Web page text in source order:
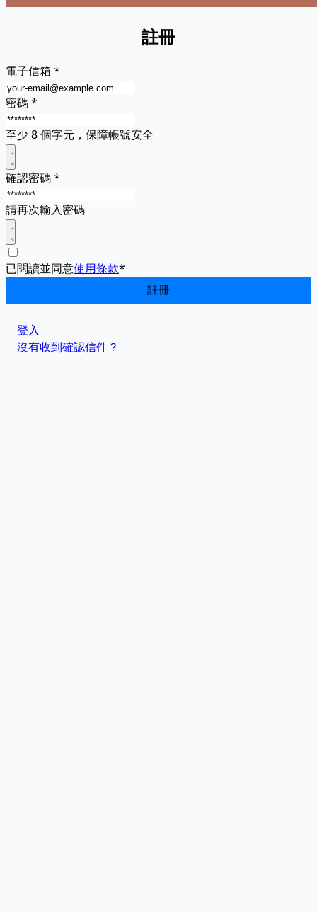
註冊
電子信箱 *
密碼*
至少 8 個字元，保障帳號安全
確認密碼*
請再次輸入密碼
已閱讀並同意使用條款*
登入
沒有收到確認信件？